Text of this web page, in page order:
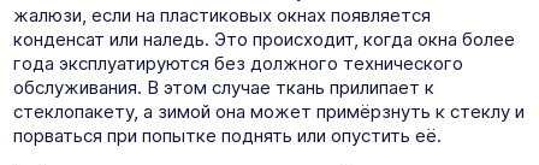
жалюзи, если на пластиковых окнах появляется
конденсат или наледь. Это происходит, когда окна более
года эксплуатируются без должного технического
обслуживания. В этом случае ткань прилипает к
стеклопакету, а зимой она может примёрзнуть к стеклу и
порваться при попытке поднять или опустить её.